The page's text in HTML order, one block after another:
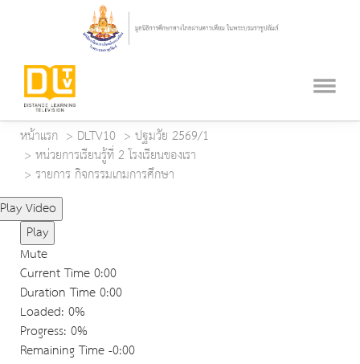
หน้าแรก DLTV10
ปฐมวัย 2569/1
หน่วยการเรียนรู้ที่ 2 โรงเรียนของเรา
รายการ กิจกรรมเกมการศึกษา
Play Video
Play
Mute
Current Time0:00
Duration Time0:00
Loaded: 0%
Progress: 0%
Remaining Time-0:00